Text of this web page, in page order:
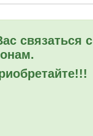
связаться с